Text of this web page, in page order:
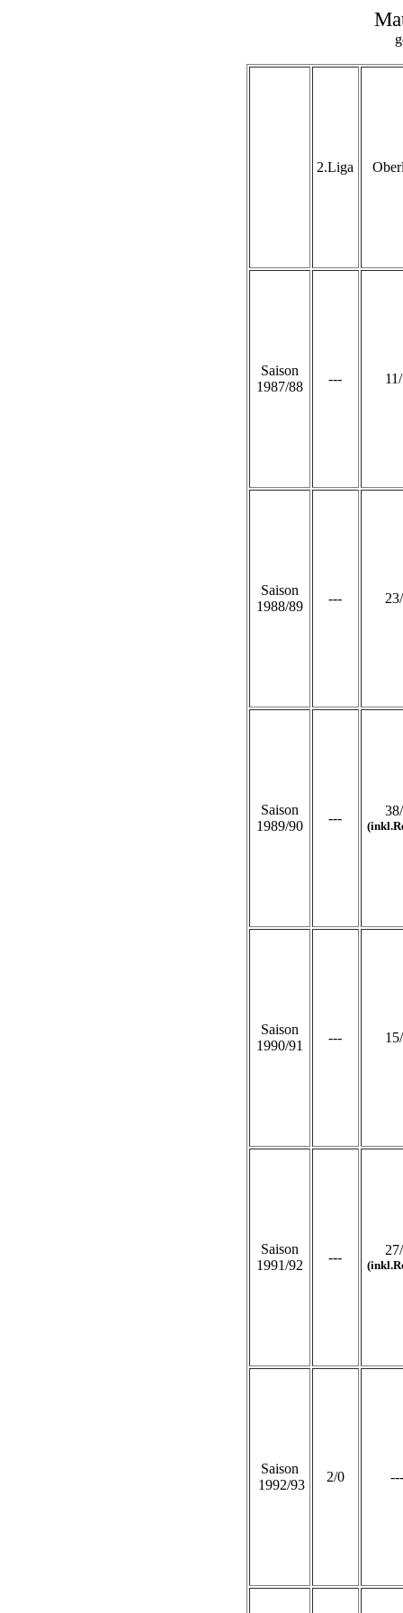
2.Liga
Saison
1987/88
---
Saison
1988/89
---
Saison
1989/90
---
Saison
1990/91
---
Saison
1991/92
---
Saison
1992/93
2/0 ---